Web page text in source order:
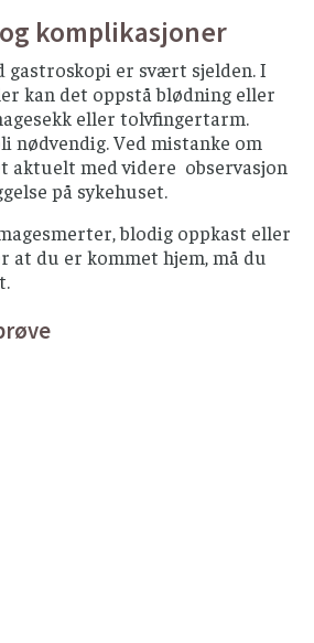
komplikasjoner
gastroskopi er svært sjelden. I
kan det oppstå blødning eller
eller tolvfingertarm.
nødvendig. Ved mistanke om
aktuelt med videre observasjon
på sykehuset.
blodig oppkast eller
du er kommet hjem, må du